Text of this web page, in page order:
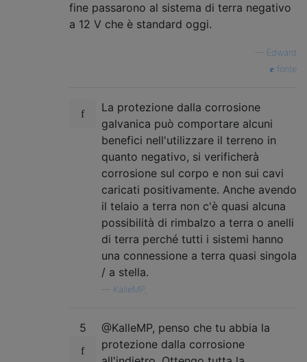
fine passarono al sistema di terra negativo
a 12 V che è standard oggi.
Edward
fonte
La protezione dalla corrosione
galvanica può comportare alcuni
benefici nell'utilizzare il terreno in
quanto negativo, si verificherà
corrosione sul corpo e non sui cavi
caricati positivamente. Anche avendo
il telaio a terra non c'è quasi alcuna
possibilità di rimbalzo a terra o anelli
di terra perché tutti i sistemi hanno
una connessione a terra quasi singola
/ a stella.
KalleMP,
5
@KalleMP, penso che tu abbia la
protezione dalla corrosione